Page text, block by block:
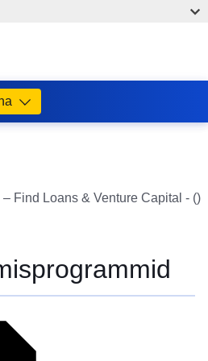
Find Loans & Venture Capital - ()